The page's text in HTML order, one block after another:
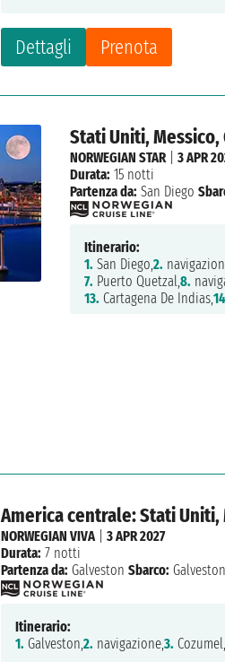
Dettagli Prenota
Stati Uniti, Messico,
NORWEGIAN STAR| 3 APR
Durata: 15 notti
Partenza da: San Diego
Itinerario:
1. San Diego,2.
7. Puerto Quetzal,8.
13. Cartagena De Indias,
America centrale: Stati Uniti,
NORWEGIAN VIVA|3 APR 2027
Durata: 7 notti
Partenza da: Galveston Sbarco: Galveston
Itinerario:
1. Galveston,2. navigazione,3.